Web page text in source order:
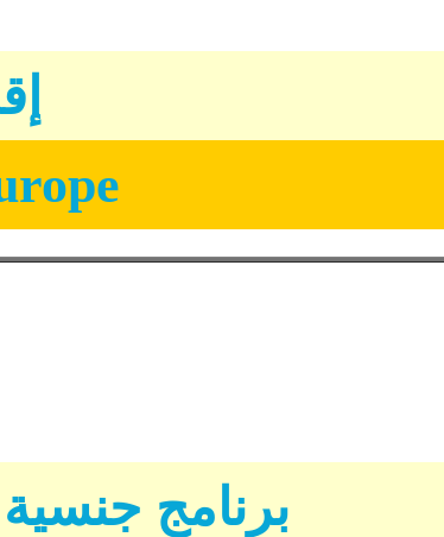
برنامج جنسية